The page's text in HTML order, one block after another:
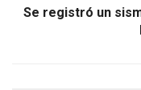
Se registró un